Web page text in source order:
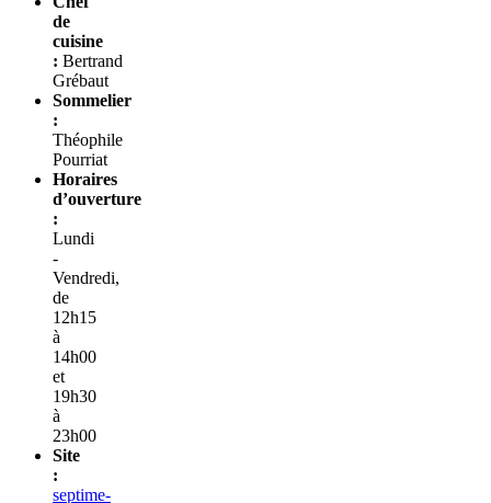
de
cuisine
: Bertrand
Grébaut
Sommelier
:
Théophile
Pourriat
Horaires
d’ouverture
:
Lundi
-
Vendredi,
de
12h15
à
14h00
et
19h30
à
23h00
Site
:
septime-